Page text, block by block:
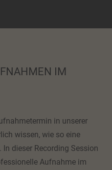
IM
in unserer
wissen, wie so eine
dieser Recording Session
Aufnahme im